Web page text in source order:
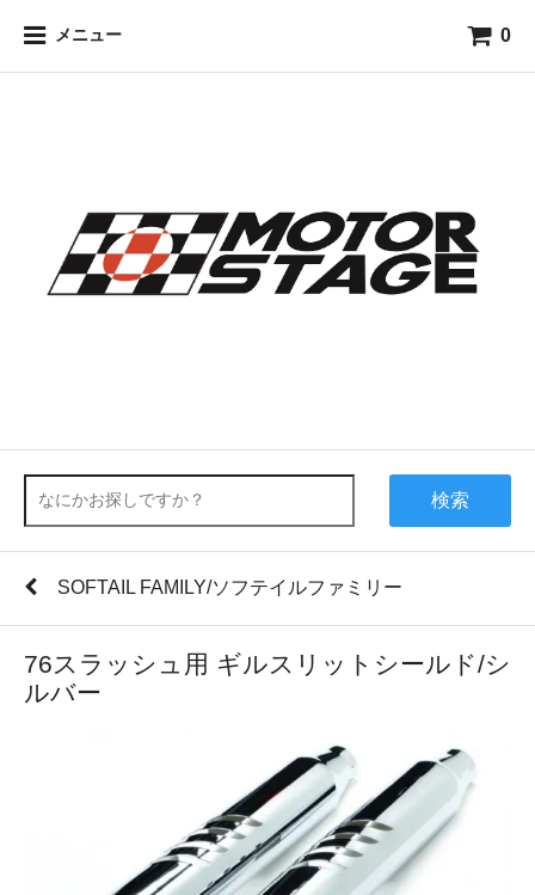
メニュー 0
検索
SOFTAIL FAMILY/ソフテイルファミリー
76スラッシュ用 ギルスリットシールド/シ
ルバー